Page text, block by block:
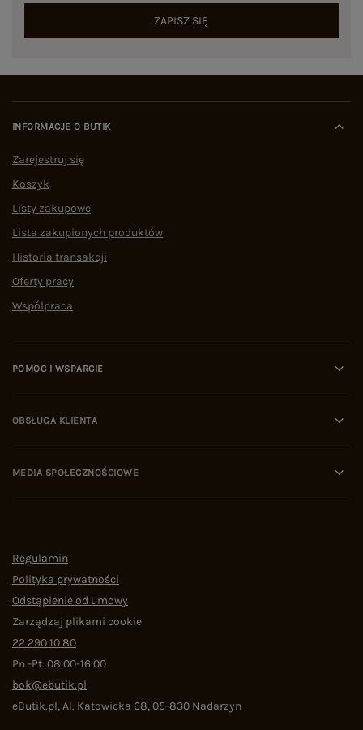
ZAPISZ SIĘ
INFORMACJE O BUTIK
Zarejestruj się
Koszyk
Listy zakupowe
Lista zakupionych produktów
Historia transakcji
Oferty pracy
Współpraca
POMOC I WSPARCIE
OBSŁUGA KLIENTA
MEDIA SPOŁECZNOŚCIOWE
Regulamin
Polityka prywatności
Odstąpienie od umowy
Zarządzaj plikami cookie
22 290 10 80
Pn.-Pt. 08:00-16:00
bok@ebutik.pl
eButik.pl,Al. Katowicka 68,05-830 Nadarzyn